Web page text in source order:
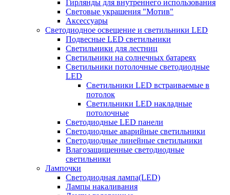
Гирлянды для внутреннего использования
Световые украшения "Мотив"
Аксессуары
Светодиодное освещение и светильники LED
Подвесные LED светильники
Светильники для лестниц
Светильники на солнечных батареях
Светильники потолочные светодиодные
LED
Cветильники LED встраиваемые в
потолок
Светильники LED накладные
потолочные
Светодиодные LED панели
Светодиодные аварийные светильники
Светодиодные линейные светильники
Влагозащищенные светодиодные
светильники
Лампочки
Светодиодная лампа(LED)
Лампы накаливания